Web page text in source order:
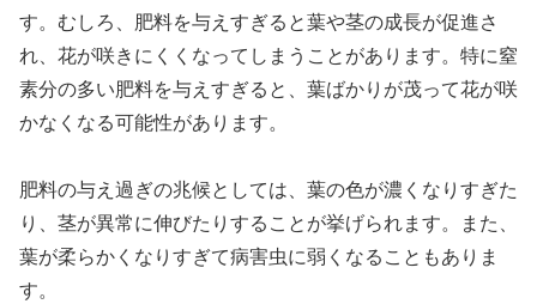
す。むしろ、肥料を与えすぎると葉や茎の成長が促進さ
れ、花が咲きにくくなってしまうことがあります。特に窒
素分の多い肥料を与えすぎると、葉ばかりが茂って花が咲
かなくなる可能性があります。
肥料の与え過ぎの兆候としては、葉の色が濃くなりすぎた
り、茎が異常に伸びたりすることが挙げられます。また、
葉が柔らかくなりすぎて病害虫に弱くなることもありま
す。